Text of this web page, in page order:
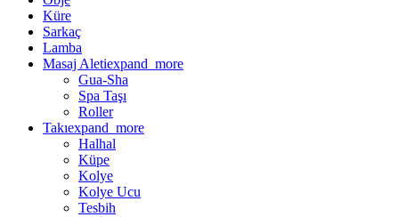
Küre
Sarkaç
Lamba
Masaj Aletiexpand_more
Gua-Sha
Spa Taşı
Roller
Takıexpand_more
Halhal
Küpe
Kolye
Kolye Ucu
Tesbih